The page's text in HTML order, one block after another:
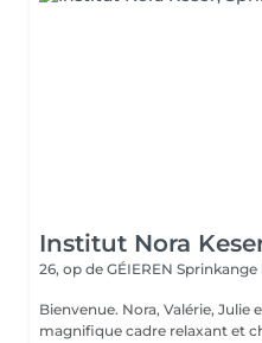
Institut Nora
26, op de GÉIEREN Sprinkange
Bienvenue. Nora, Valérie, Julie et Anaïs vous accueillent dans un
magnifique cadre relaxant et